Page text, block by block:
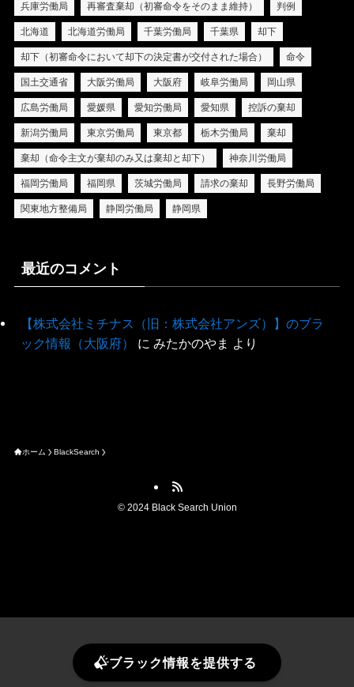
兵庫労働局 再審査棄却（初審命令をそのまま維持） 判例
北海道 北海道労働局 千葉労働局 千葉県 却下
却下（初審命令において却下の決定書が交付された場合） 命令
国土交通省 大阪労働局 大阪府 岐阜労働局 岡山県
広島労働局 愛媛県 愛知労働局 愛知県 控訴の棄却
新潟労働局 東京労働局 東京都 栃木労働局 棄却
棄却（命令主文が棄却のみ又は棄却と却下） 神奈川労働局
福岡労働局 福岡県 茨城労働局 請求の棄却 長野労働局
関東地方整備局 静岡労働局 静岡県
最近のコメント
【株式会社ミチナス（旧：株式会社アンズ）】のブラ
ック情報（大阪府）
に みたかのやま より
ホーム BlackSearch
©2024 Black Search Union
ブラック情報を提供する